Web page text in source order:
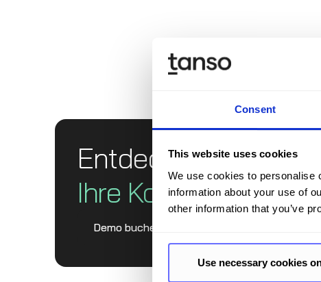
Consent
This website uses cookies
We use cookies to personalise
information about your use of
other information that you’ve
Use necessary cookies
Entdecken Sie Tanso
Ihre
Demo buchen